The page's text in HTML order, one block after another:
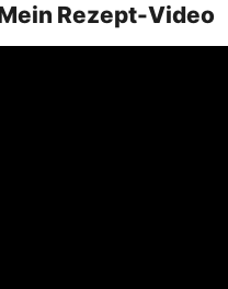
Rezept-Video